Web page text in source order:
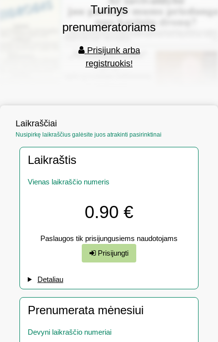
Turinys
prenumeratoriams
Prisijunk arba
registruokis!
Laikraščiai
Nusipirkę laikraščius galėsite juos atrakinti pasirinktinai
Laikraštis
Vienas laikraščio numeris
0.90 €
Paslaugos tik prisijungusiems naudotojams
Prisijungti
Detaliau
Prenumerata mėnesiui
Devyni laikraščio numeriai